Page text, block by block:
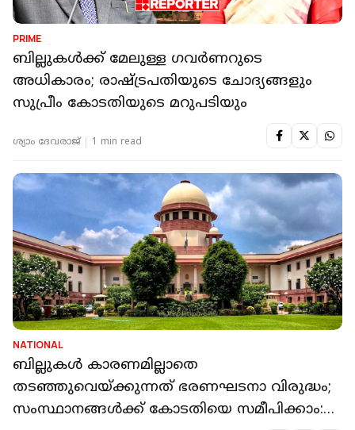
PRIME
ബില്ലുകൾക്ക് മേലുള്ള ഗവർണറുടെ
അധികാരം; രാഷ്ട്രപതിയുടെ ചോദ്യങ്ങളും
സുപ്രീം കോടതിയുടെ മറുപടിയും
ശ്യാം ദേവരാജ് 1 min read
NATIONAL
ബില്ലുകൾ കാരണമില്ലാതെ
തടഞ്ഞുവെയ്ക്കുന്നത് ഭരണഘടനാ വിരുദ്ധം;
സംസ്ഥാനങ്ങൾക്ക് കോടതിയെ സമീപിക്കാം: